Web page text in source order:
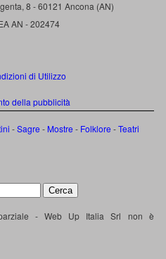
8 - 60121 Ancona (AN)
AN - 202474
di Utilizzo
della pubblicità
-Sagre - Mostre - Folklore -Teatri
- Web Up Italia Srl non è